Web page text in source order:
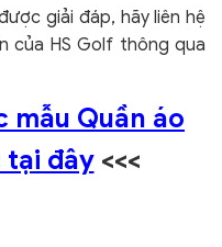
giải đáp, hãy liên hệ
của HS Golf thông qua
mẫu Quần áo
tại đây <<<